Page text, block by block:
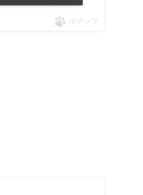
ポチップ